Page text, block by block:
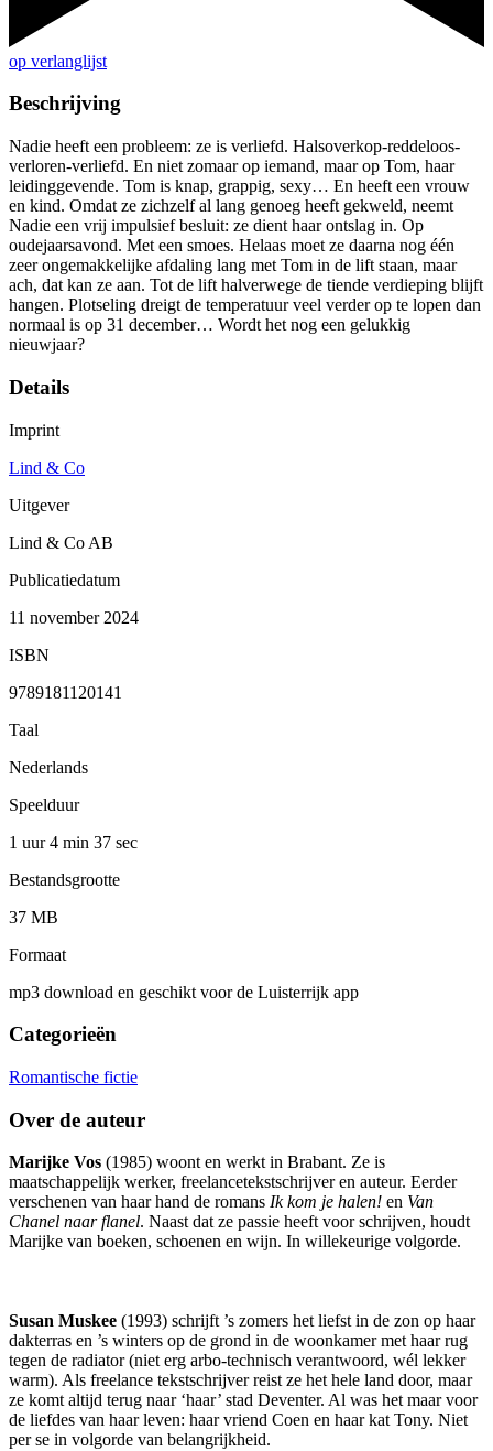
op verlanglijst
Beschrijving
Nadie heeft een probleem: ze is verliefd. Halsoverkop-reddeloos-
verloren-verliefd. En niet zomaar op iemand, maar op Tom, haar
leidinggevende. Tom is knap, grappig, sexy… En heeft een vrouw
en kind. Omdat ze zichzelf al lang genoeg heeft gekweld, neemt
Nadie een vrij impulsief besluit: ze dient haar ontslag in. Op
oudejaarsavond. Met een smoes. Helaas moet ze daarna nog één
zeer ongemakkelijke afdaling lang met Tom in de lift staan, maar
ach, dat kan ze aan. Tot de lift halverwege de tiende verdieping blijft
hangen. Plotseling dreigt de temperatuur veel verder op te lopen dan
normaal is op 31 december… Wordt het nog een gelukkig
nieuwjaar?
Details
Imprint
Lind & Co
Uitgever
Lind & Co AB
Publicatiedatum
11 november 2024
ISBN
9789181120141
Taal
Nederlands
Speelduur
1 uur 4 min 37 sec
Bestandsgrootte
37 MB
Formaat
mp3 download en geschikt voor de Luisterrijk app
Categorieën
Romantische fictie
Over de auteur
Marijke Vos (1985) woont en werkt in Brabant. Ze is
maatschappelijk werker, freelancetekstschrijver en auteur. Eerder
verschenen van haar hand de romans Ik kom je halen! en Van
Chanel naar flanel. Naast dat ze passie heeft voor schrijven, houdt
Marijke van boeken, schoenen en wijn. In willekeurige volgorde.
Susan Muskee (1993) schrijft ’s zomers het liefst in de zon op haar
dakterras en ’s winters op de grond in de woonkamer met haar rug
tegen de radiator (niet erg arbo-technisch verantwoord, wél lekker
warm). Als freelance tekstschrijver reist ze het hele land door, maar
ze komt altijd terug naar ‘haar’ stad Deventer. Al was het maar voor
de liefdes van haar leven: haar vriend Coen en haar kat Tony. Niet
per se in volgorde van belangrijkheid.